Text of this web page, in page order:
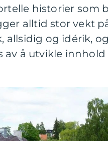
historier
alltid stor vekt
allsidig og idérik,
av å utvikle